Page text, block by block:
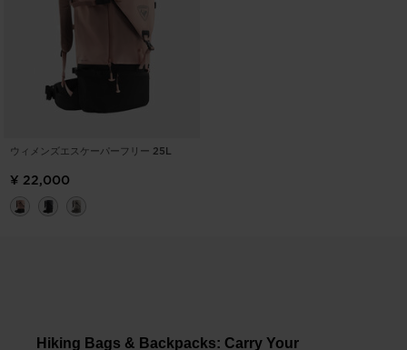
ウィメンズエスケーパーフリー 25L
¥ 22,000
Hiking Bags & Backpacks: Carry Your